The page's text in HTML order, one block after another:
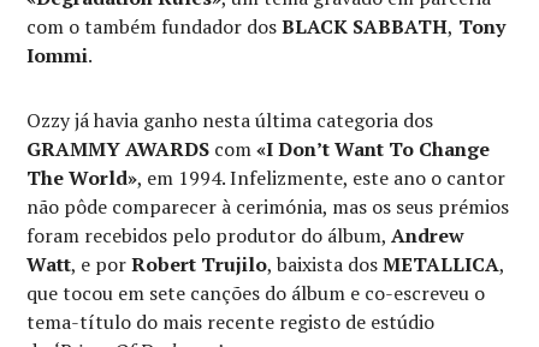
com o também fundador dosBLACK SABBATH, Tony
Iommi.
Ozzy já havia ganho nesta última categoria dos
GRAMMY AWARDS com«I Don’t Want To Change
The World», em 1994. Infelizmente, este ano o cantor
não pôde comparecer à cerimónia, mas os seus prémios
foram recebidos pelo produtor do álbum,Andrew
Watt, e porRobert Trujilo, baixista dosMETALLICA,
que tocou em sete canções do álbum e co-escreveu o
tema-título do mais recente registo de estúdio